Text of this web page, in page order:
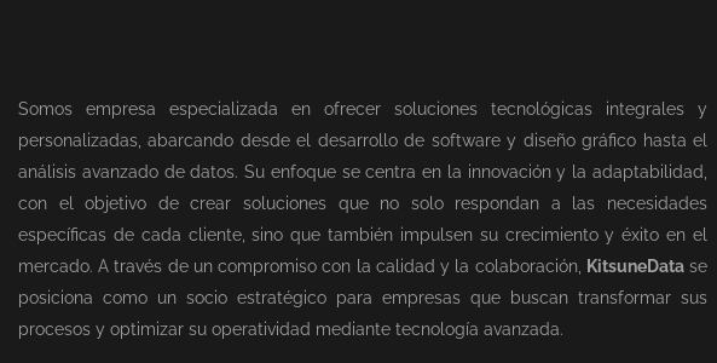
Somos empresa especializada en ofrecer soluciones tecnológicas integrales y
personalizadas, abarcando desde el desarrollo de software y diseño gráfico hasta el
análisis avanzado de datos. Su enfoque se centra en la innovación y la adaptabilidad,
con el objetivo de crear soluciones que no solo respondan a las necesidades
específicas de cada cliente, sino que también impulsen su crecimiento y éxito en el
mercado. A través de un compromiso con la calidad y la colaboración, KitsuneDatase
posiciona como un socio estratégico para empresas que buscan transformar sus
procesos y optimizar su operatividad mediante tecnología avanzada.